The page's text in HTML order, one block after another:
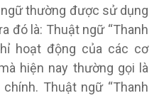
thường được sử dụng
đó là: Thuật ngữ “Thanh
hoạt động của các cơ
hiện nay thường gọi là
Thuật ngữ “Thanh